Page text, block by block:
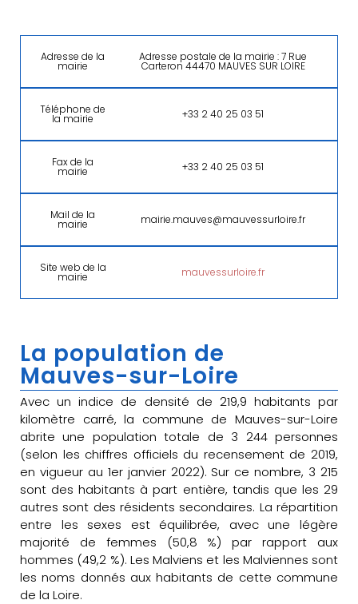
Adresse de la
mairie
Adresse postale de la mairie : 7 Rue
Carteron 44470 MAUVES SUR LOIRE
Téléphone de
la mairie +33 2 40 25 03 51
Fax de la
mairie +33 2 40 25 03 51
Mail de la
mairie mairie.mauves@mauvessurloire.fr
Site web de la
mairie mauvessurloire.fr
La population de
Mauves-sur-Loire
Avec un indice de densité de 219,9 habitants par
kilomètre carré, la commune de Mauves-sur-Loire
abrite une population totale de 3 244 personnes
(selon les chiffres officiels du recensement de 2019,
en vigueur au 1er janvier 2022). Sur ce nombre, 3 215
sont des habitants à part entière, tandis que les 29
autres sont des résidents secondaires. La répartition
entre les sexes est équilibrée, avec une légère
majorité de femmes (50,8 %) par rapport aux
hommes (49,2 %). Les Malviens et les Malviennes sont
les noms donnés aux habitants de cette commune
de la Loire.